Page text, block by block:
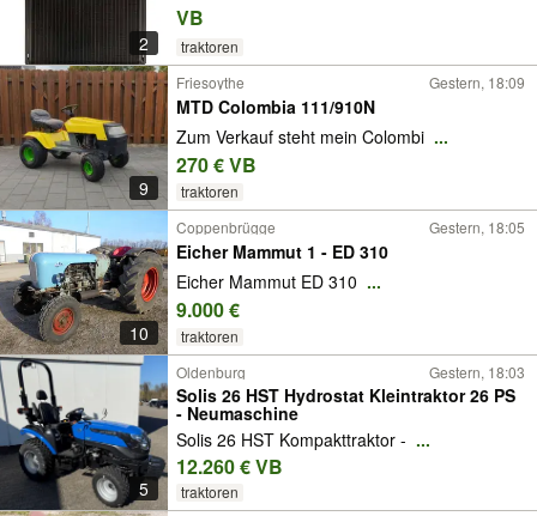
2
VB
traktoren
9
Friesoythe Gestern, 18:09
MTD Colombia 111/910N
Zum Verkauf steht mein Colombi ...
270 € VB
traktoren
10
Coppenbrügge Gestern, 18:05
Eicher Mammut 1 - ED 310
Eicher Mammut ED 310 ...
9.000 €
traktoren
5
Oldenburg Gestern, 18:03
Solis 26 HST Hydrostat Kleintraktor 26 PS
- Neumaschine
Solis 26 HST Kompakttraktor - ...
12.260 € VB
traktoren